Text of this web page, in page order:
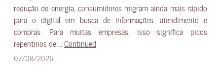
redução de energia, consumidores migram ainda mais rápido
para o digital em busca de informações, atendimento e
compras. Para muitas empresas, isso significa picos
repentinos de … Continued
07/08/2026